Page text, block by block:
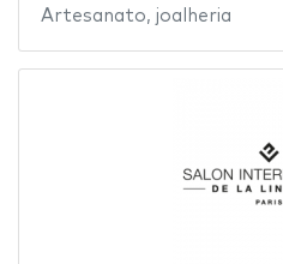
Artesanato, joalheria